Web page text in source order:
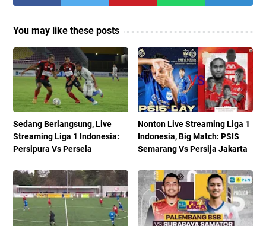
You may like these posts
Sedang Berlangsung, Live
Streaming Liga 1 Indonesia:
Persipura Vs Persela
Nonton Live Streaming Liga 1
Indonesia, Big Match: PSIS
Semarang Vs Persija Jakarta